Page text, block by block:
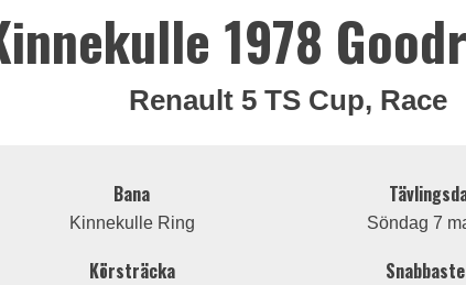
1978
Renault 5 TS Cup, Race
Bana
Kinnekulle Ring
Körsträcka
Söndag 7